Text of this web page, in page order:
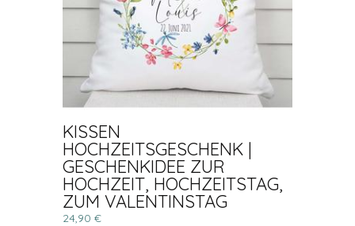
KISSEN
HOCHZEITSGESCHENK |
GESCHENKIDEE ZUR
HOCHZEIT, HOCHZEITSTAG,
ZUM VALENTINSTAG
24,90 €